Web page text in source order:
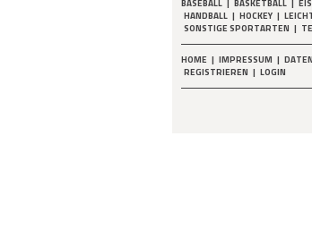
BASEBALL | BASKETBALL |
HANDBALL | HOCKEY |
SONSTIGE SPORTARTEN |
HOME | IMPRESSUM |
REGISTRIEREN | LOGIN